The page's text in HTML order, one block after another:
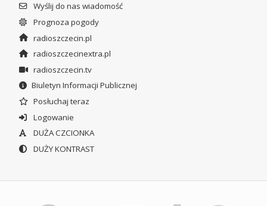
Wyślij do nas wiadomość
Prognoza pogody
radioszczecin.pl
radioszczecinextra.pl
radioszczecin.tv
Biuletyn Informacji Publicznej
Posłuchaj teraz
Logowanie
DUŻA CZCIONKA
DUŻY KONTRAST